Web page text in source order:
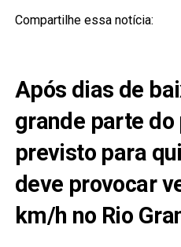
Compartilhe essa notícia:
Após dias de
grande parte
previsto para
deve provocar
km/h no Rio